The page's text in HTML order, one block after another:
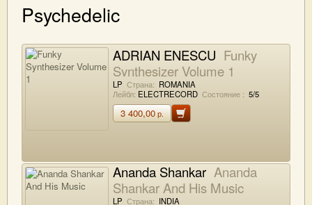
Psychedelic
ADRIAN ENESCU Funky
Synthesizer Volume 1
LP Страна: ROMANIA
Лейбл: ELECTRECORD Состояние : 5/5
3 400,00р.
Ananda Shankar Ananda
Shankar And His Music
LP Страна: INDIA